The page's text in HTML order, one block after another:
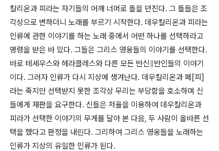
칼리온과 피라는 자기들의 어깨 너머로 돌을 던진다. 그 돌들은 조
각상으로 변하더니 노래를 부르기 시작한다. 데우칼리온과 피라는
인류에 관한 이야기를 하는 노래 중에서 어떤 하나를 선택하라고
명령을 받은 바 있다. 그들은 그리스 영웅들의 이야기를 선택한다.
바로 테세우스와 헤라클레스와 다른 모든 반신∥반인들의 이야기
이다. 그러자 인류가 다시 지상에 생겨난다. 데우칼리온과 페[피]
라는 죽지만 선택받지 못한 조각상 무리는 부당함을 호소하며 신
들에게 재판을 요구한다. 신들은 저울을 이용하여 데우칼리온과
피라가 선택한 이야기의 무게를 달아 본 다음, 두 사람이 올바른 선
택을 했다고 판정을 내린다. 그리하여 그리스 영웅들을 노래하는
인류가 지상의 유일한 인류가 된다.